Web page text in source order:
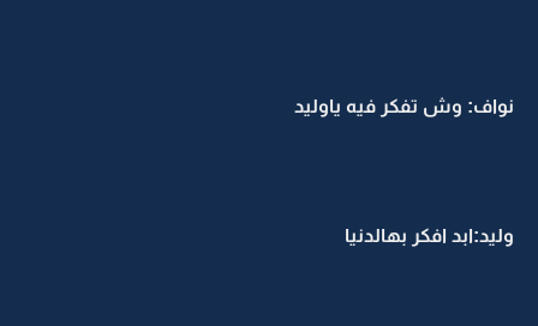
نواف: وش تفكر فيه ياوليد
وليد:ابد افكر بهالدنيا